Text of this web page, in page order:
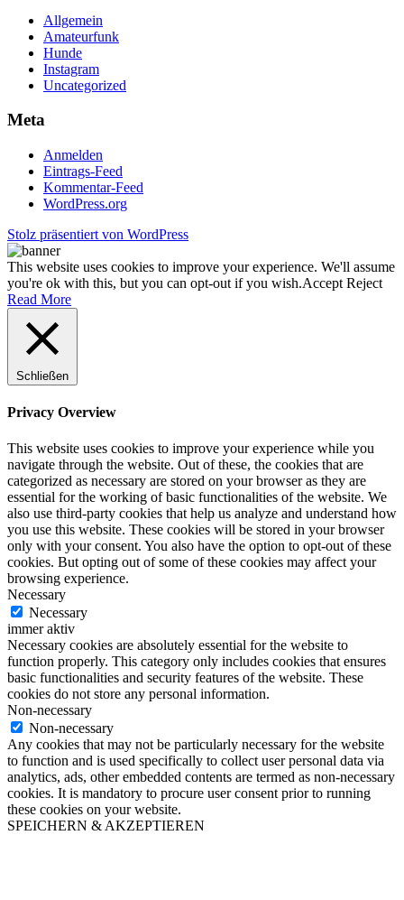
Allgemein
Amateurfunk
Hunde
Instagram
Uncategorized
Meta
Anmelden
Eintrags-Feed
Kommentar-Feed
WordPress.org
Stolz präsentiert von WordPress
This website uses cookies to improve your experience. We'll assume
you're ok with this, but you can opt-out if you wish.Accept Reject
Read More
Schließen
Privacy Overview
This website uses cookies to improve your experience while you
navigate through the website. Out of these, the cookies that are
categorized as necessary are stored on your browser as they are
essential for the working of basic functionalities of the website. We
also use third-party cookies that help us analyze and understand how
you use this website. These cookies will be stored in your browser
only with your consent. You also have the option to opt-out of these
cookies. But opting out of some of these cookies may affect your
browsing experience.
Necessary
Necessary
immer aktiv
Necessary cookies are absolutely essential for the website to
function properly. This category only includes cookies that ensures
basic functionalities and security features of the website. These
cookies do not store any personal information.
Non-necessary
Non-necessary
Any cookies that may not be particularly necessary for the website
to function and is used specifically to collect user personal data via
analytics, ads, other embedded contents are termed as non-necessary
cookies. It is mandatory to procure user consent prior to running
these cookies on your website.
SPEICHERN & AKZEPTIEREN